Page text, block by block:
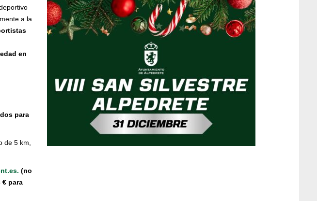
a la
en
para
de 5 km,
(no
€ para